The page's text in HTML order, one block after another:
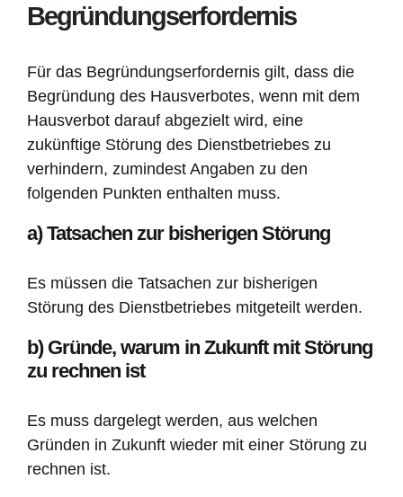
Begründungserfordernis
Für das Begründungserfordernis gilt, dass die
Begründung des Hausverbotes, wenn mit dem
Hausverbot darauf abgezielt wird, eine
zukünftige Störung des Dienstbetriebes zu
verhindern, zumindest Angaben zu den
folgenden Punkten enthalten muss.
a) Tatsachen zur bisherigen Störung
Es müssen die Tatsachen zur bisherigen
Störung des Dienstbetriebes mitgeteilt werden.
b) Gründe, warum in Zukunft mit Störung
zu rechnen ist
Es muss dargelegt werden, aus welchen
Gründen in Zukunft wieder mit einer Störung zu
rechnen ist.